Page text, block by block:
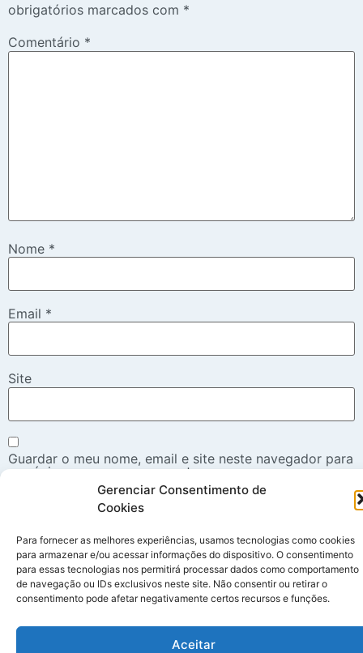
Gerenciar Consentimento de
Cookies
Para fornecer as melhores experiências, usamos tecnologias como cookies
para armazenar e/ou acessar informações do dispositivo. O consentimento
para essas tecnologias nos permitirá processar dados como comportamento
de navegação ou IDs exclusivos neste site. Não consentir ou retirar o
consentimento pode afetar negativamente certos recursos e funções.
Aceitar
obrigatórios marcados com *
Comentário *
Nome *
Email *
Site
Guardar o meu nome, email e site neste navegador para
a próxima vez que eu comentar.
Todos os direitos reservados